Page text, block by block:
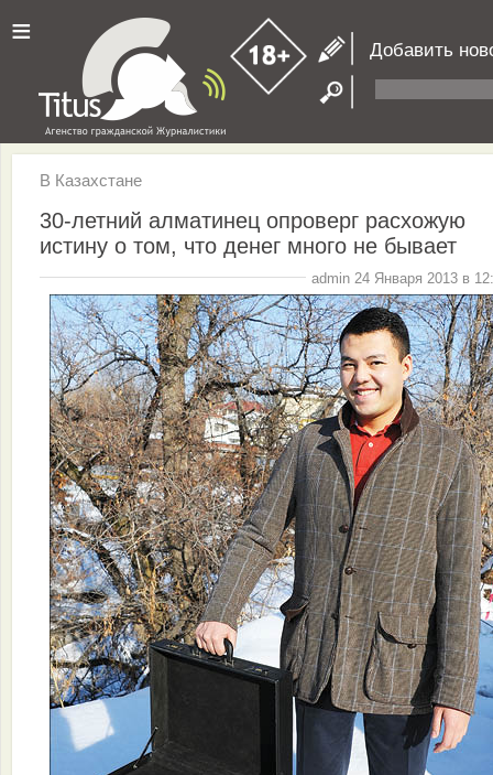
≡ Добавить
В Казахстане
30-летний алматинец опроверг расхожую
истину о том, что денег много не бывает
admin 24 Января 2013 в